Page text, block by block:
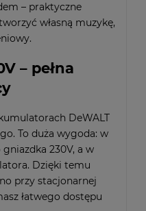
– praktyczne
własną muzykę,
– pełna
DeWALT
To duża wygoda: w
230V, a w
Dzięki temu
przy stacjonarnej
łatwego dostępu